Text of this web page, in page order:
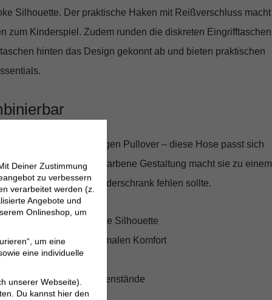
Silhouette. Der praktische Haken mit Reißverschluss macht
zum Kinderspiel. Zudem runden die diskreten Eingrifftaschen
hinten das Design gekonnt ab und bieten praktischen
Hemd oder einem lässigen Pullover – diese Hose passt sich
Stil an. Die unifarbene Gestaltung macht sie zu einem
das in keinem Kleiderschrank fehlen sollte.
Schnitt für eine moderne Silhouette
mit Stretch für optimalen Komfort
recycelter Baumwolle
für Alltagsgegenstände
Deiner Zustimmung
zu verbessern
verarbeitet werden (z.
Angebote und
Onlineshop, um
um eine
eine individuelle
unserer Webseite).
Du kannst hier den